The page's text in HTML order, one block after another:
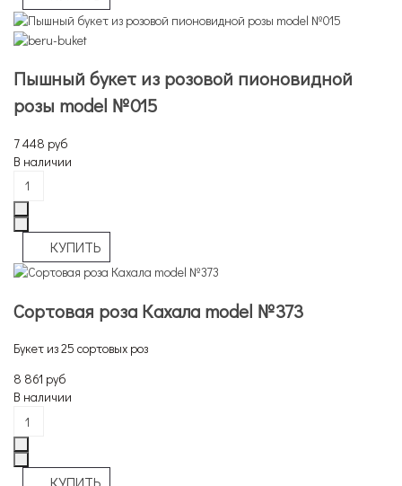
Пышный букет из розовой пионовидной
розы model №015
7 448 руб
В наличии
Сортовая роза Кахала model №373
Букет из 25 сортовых роз
8 861 руб
В наличии